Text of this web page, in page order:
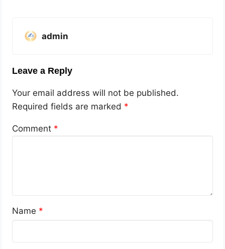
admin
Leave a Reply
Your email address will not be published.
Required fields are marked *
Comment *
Name *